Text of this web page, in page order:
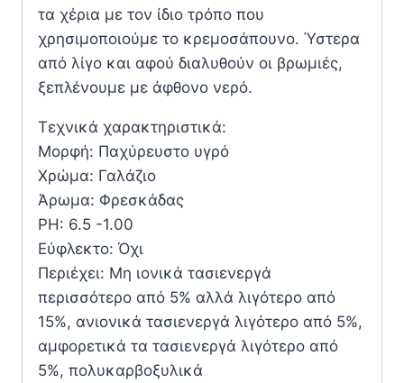
τα χέρια με τον ίδιο τρόπο που
χρησιμοποιούμε το κρεμοσάπουνο. Ύστερα
από λίγο και αφού διαλυθούν οι βρωμιές,
ξεπλένουμε με άφθονο νερό.
Τεχνικά χαρακτηριστικά:
Μορφή: Παχύρευστο υγρό
Χρώμα: Γαλάζιο
Άρωμα: Φρεσκάδας
PH: 6.5 -1.00
Εύφλεκτο: Όχι
Περιέχει: Μη ιονικά τασιενεργά
περισσότερο από 5% αλλά λιγότερο από
15%, ανιονικά τασιενεργά λιγότερο από 5%,
αμφορετικά τα τασιενεργά λιγότερο από
5%, πολυκαρβοξυλικά